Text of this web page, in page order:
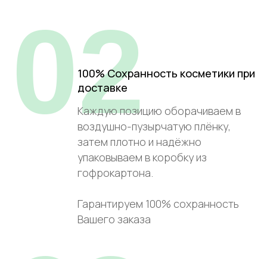
100% Сохранность косметики при
доставке
Каждую позицию оборачиваем в
воздушно-пузырчатую плёнку,
затем плотно и надёжно
упаковываем в коробку из
гофрокартона.
Гарантируем 100% сохранность
Вашего заказа
02